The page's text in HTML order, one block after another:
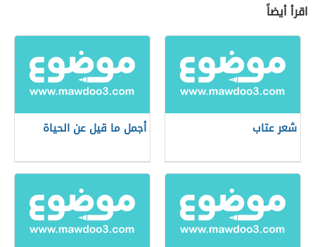
اقرأ أيضاً
شعر عتاب أجمل ما قيل عن الحياة